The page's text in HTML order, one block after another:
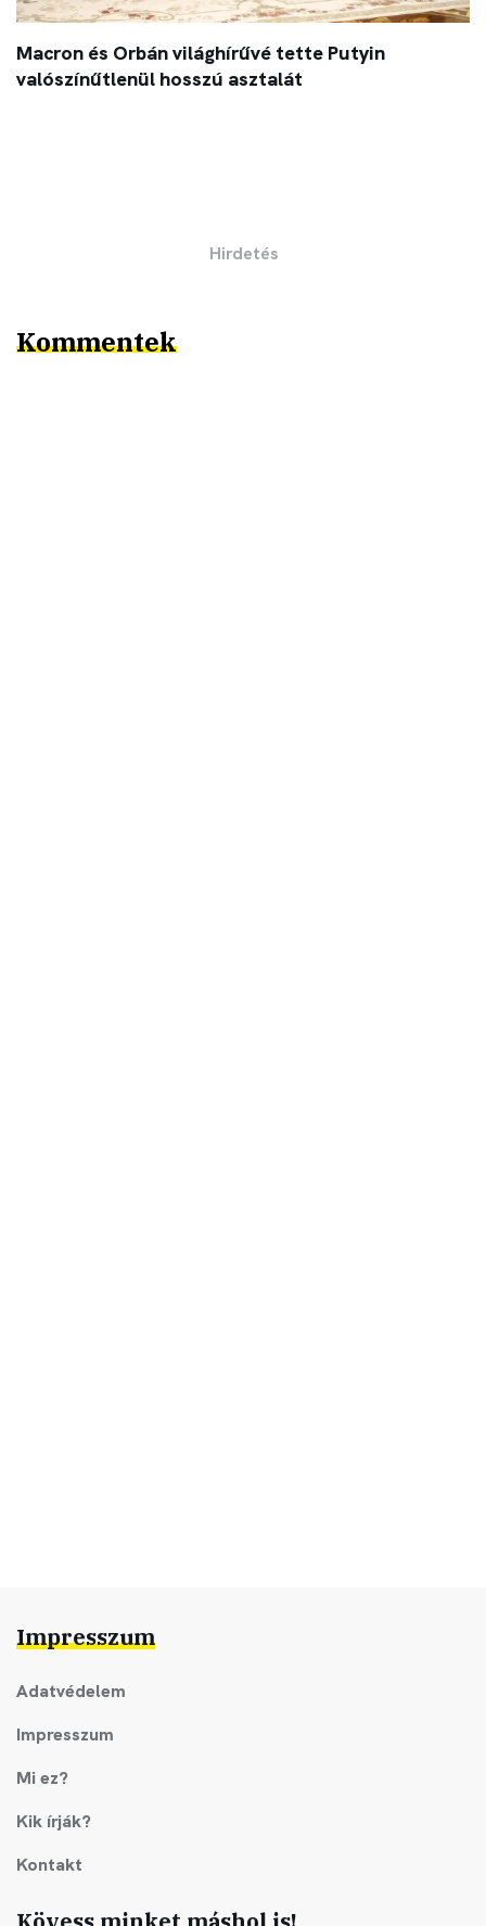
Macron és Orbán világhírűvé tette Putyin
valószínűtlenül hosszú asztalát
Kommentek
Impresszum
Adatvédelem
Impresszum
Mi ez?
Kik írják?
Kontakt